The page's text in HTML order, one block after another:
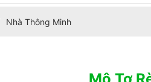
Nhà Thông Minh